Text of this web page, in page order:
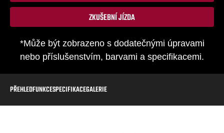
ZKUŠEBNÍ JÍZDA
*Může být zobrazeno s dodatečnými úpravami
nebo příslušenstvím, barvami a specifikacemi.
PŘEHLEDFUNKCESPECIFIKACEGALERIE